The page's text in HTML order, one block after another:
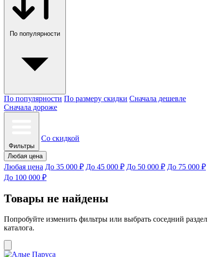
По популярности
По популярности По размеру скидки Сначала дешевле
Сначала дороже
Фильтры
Со скидкой
Любая цена
Любая цена До 35 000 ₽ До 45 000 ₽ До 50 000 ₽ До 75 000 ₽
До 100 000 ₽
Товары не найдены
Попробуйте изменить фильтры или выбрать соседний раздел
каталога.